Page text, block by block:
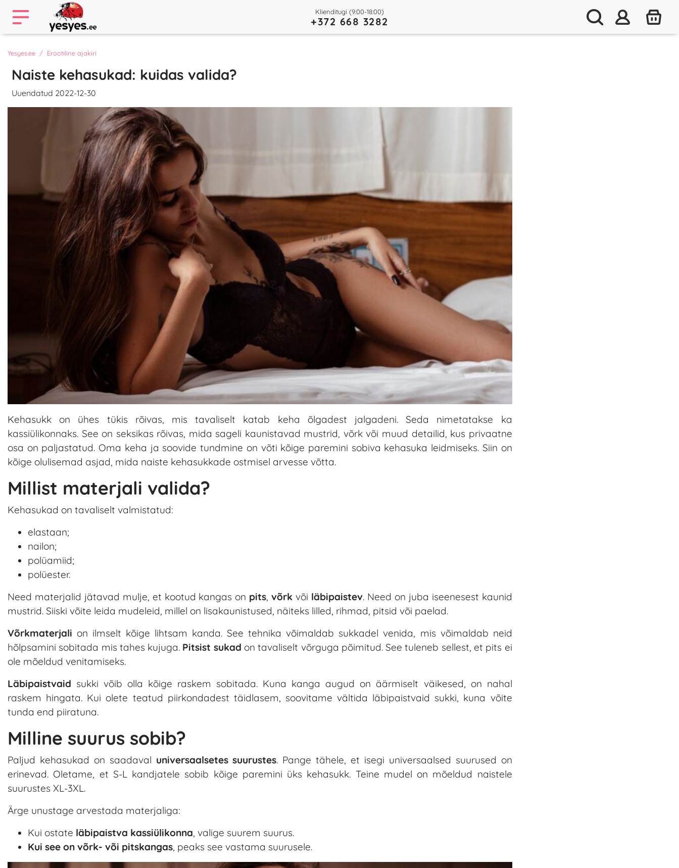
Klienditugi (9:00-18:00)
+372 668 3282
Yesyes.ee Erootiline ajakiri
Naiste kehasukad: kuidas valida?
Uuendatud 2022-12-30
Kehasukk on ühes tükis rõivas, mis tavaliselt katab keha õlgadest jalgadeni. Seda nimetatakse ka
kassiülikonnaks. See on seksikas rõivas, mida sageli kaunistavad mustrid, võrk või muud detailid, kus privaatne
osa on paljastatud. Oma keha ja soovide tundmine on võti kõige paremini sobiva kehasuka leidmiseks. Siin on
kõige olulisemad asjad, mida naiste kehasukkade ostmisel arvesse võtta.
Millist materjali valida?
Kehasukad on tavaliselt valmistatud:
elastaan;
nailon;
polüamiid;
polüester.
Need materjalid jätavad mulje, et kootud kangas on pits,võrk või läbipaistev. Need on juba iseenesest kaunid
mustrid. Siiski võite leida mudeleid, millel on lisakaunistused, näiteks lilled, rihmad, pitsid või paelad.
Võrkmaterjali on ilmselt kõige lihtsam kanda. See tehnika võimaldab sukkadel venida, mis võimaldab neid
hõlpsamini sobitada mis tahes kujuga. Pitsist sukad on tavaliselt võrguga põimitud. See tuleneb sellest, et pits ei
ole mõeldud venitamiseks.
Läbipaistvaid sukki võib olla kõige raskem sobitada. Kuna kanga augud on äärmiselt väikesed, on nahal
raskem hingata. Kui olete teatud piirkondadest täidlasem, soovitame vältida läbipaistvaid sukki, kuna võite
tunda end piiratuna.
Milline suurus sobib?
Paljud kehasukad on saadaval universaalsetes suurustes. Pange tähele, et isegi universaalsed suurused on
erinevad. Oletame, et S-L kandjatele sobib kõige paremini üks kehasukk. Teine mudel on mõeldud naistele
suurustes XL-3XL.
Ärge unustage arvestada materjaliga:
Kui ostate läbipaistva kassiülikonna, valige suurem suurus.
Kui see on võrk- või pitskangas, peaks see vastama suurusele.